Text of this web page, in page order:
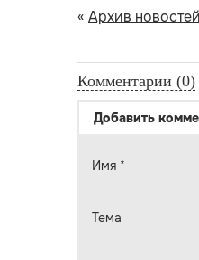
« Архив
Комментарии (0)
Добавить
Имя *
Тема